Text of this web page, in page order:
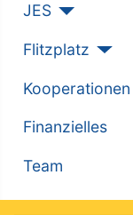
JES
Flitzplatz
Kooperationen
Finanzielles
Team